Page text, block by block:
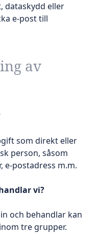
dataskydd eller
e-post till
av
som direkt eller
person, såsom
e-postadress m.m.
vi?
och behandlar kan
tre grupper.